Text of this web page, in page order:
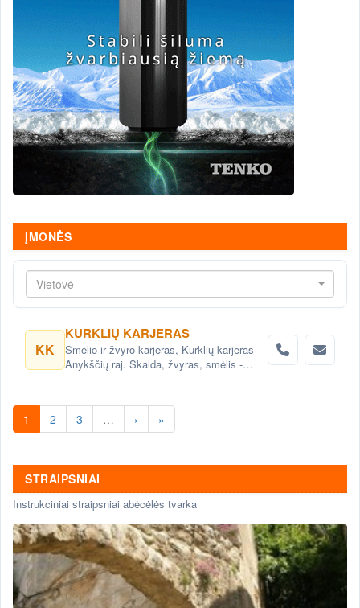
ĮMONĖS
Vietovė
KK
KURKLIŲ KARJERAS
Smėlio ir žvyro karjeras, Kurklių karjeras
Anykščių raj. Skalda, žvyras, smėlis -
gerbūvio elementams. Karjeras.Žvirgždo
skalda, žvirgždas, smėlis, žvirgždo skalda
1 2 3 … › »
STRAIPSNIAI
Instrukciniai straipsniai abėcėlės tvarka